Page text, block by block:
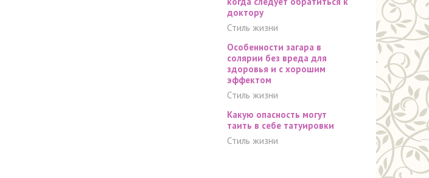
доктору
Стиль жизни
Особенности загара в
солярии без вреда для
здоровья и с хорошим
эффектом
Стиль жизни
Какую опасность могут
таить в себе татуировки
Стиль жизни